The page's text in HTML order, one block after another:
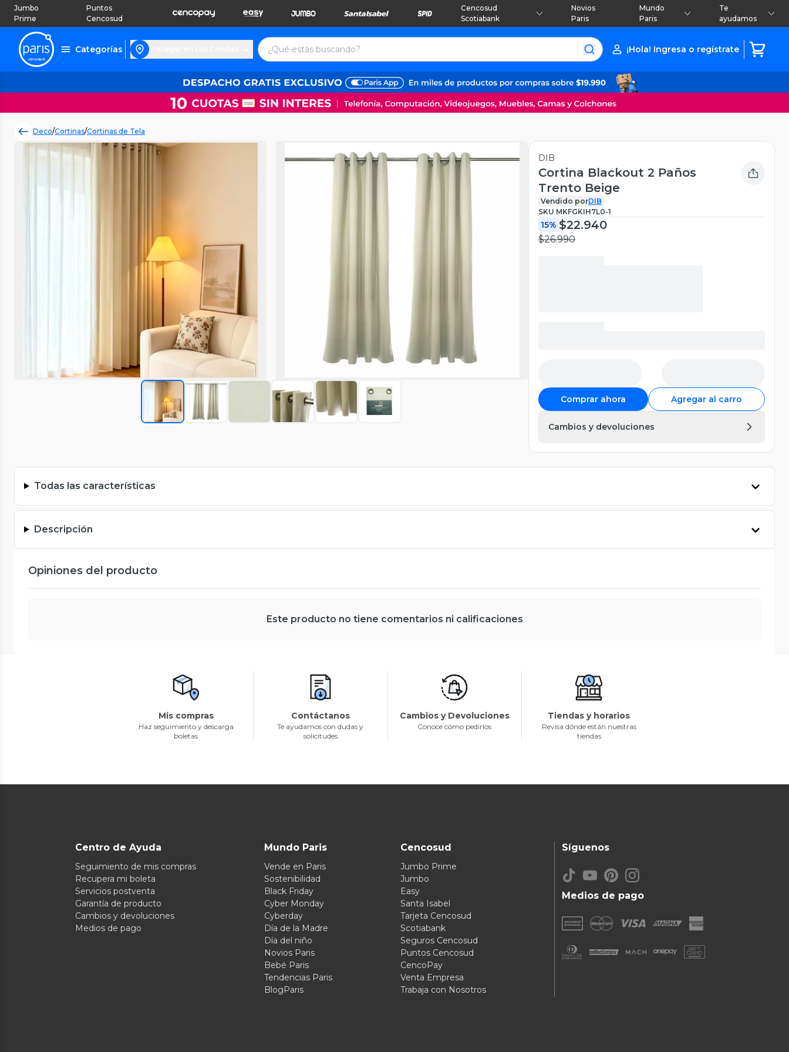
Jumbo
Prime
Puntos
Cencosud
Cencosud
Scotiabank
Novios
Paris
Mundo
Paris
Te
ayudamos
Categorías ¡Hola! Ingresa o regístrate
Deco/Cortinas/Cortinas de Tela
DIB
Cortina Blackout 2 Paños
Trento Beige
Vendido porDIB
SKU MKFGKIH7L0-1
15% $22.940
$26.990
Comprar ahora Agregar al carro
Cambios y devoluciones
Todas las características
Descripción
Opiniones del producto
Este producto no tiene comentarios ni calificaciones
Mis compras
Haz seguimiento y descarga
boletas
Contáctanos
Te ayudamos con dudas y
solicitudes
Cambios y Devoluciones
Conoce cómo pedirlos
Tiendas y horarios
Revisa dónde están nuestras
tiendas
Centro de Ayuda
Seguimiento de mis compras
Recupera mi boleta
Servicios postventa
Garantía de producto
Cambios y devoluciones
Medios de pago
Mundo Paris
Vende en Paris
Sostenibilidad
Black Friday
Cyber Monday
Cyberday
Día de la Madre
Día del niño
Novios Paris
Bebé Paris
Tendencias Paris
BlogParis
Cencosud
Jumbo Prime
Jumbo
Easy
Santa Isabel
Tarjeta Cencosud
Scotiabank
Seguros Cencosud
Puntos Cencosud
CencoPay
Venta Empresa
Trabaja con Nosotros
Medios de pago
Síguenos